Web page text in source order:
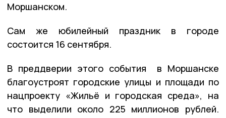
Моршанском.
Сам же юбилейный праздник в городе
состоится 16 сентября.
В преддверии этого события в Моршанске
благоустроят городские улицы и площади по
нацпроекту «Жильё и городская среда», на
что выделили около 225 миллионов рублей.